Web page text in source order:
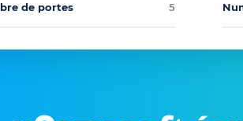
de portes 5